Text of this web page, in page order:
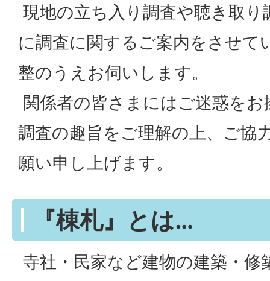
現地の立ち入り調査や聴き取
に調査に関するご案内をさせて
整のうえお伺いします。
関係者の皆さまにはご迷惑を
調査の趣旨をご理解の上、ご協
願い申し上げます。
『棟札』とは…
寺社・民家など建物の建築・修